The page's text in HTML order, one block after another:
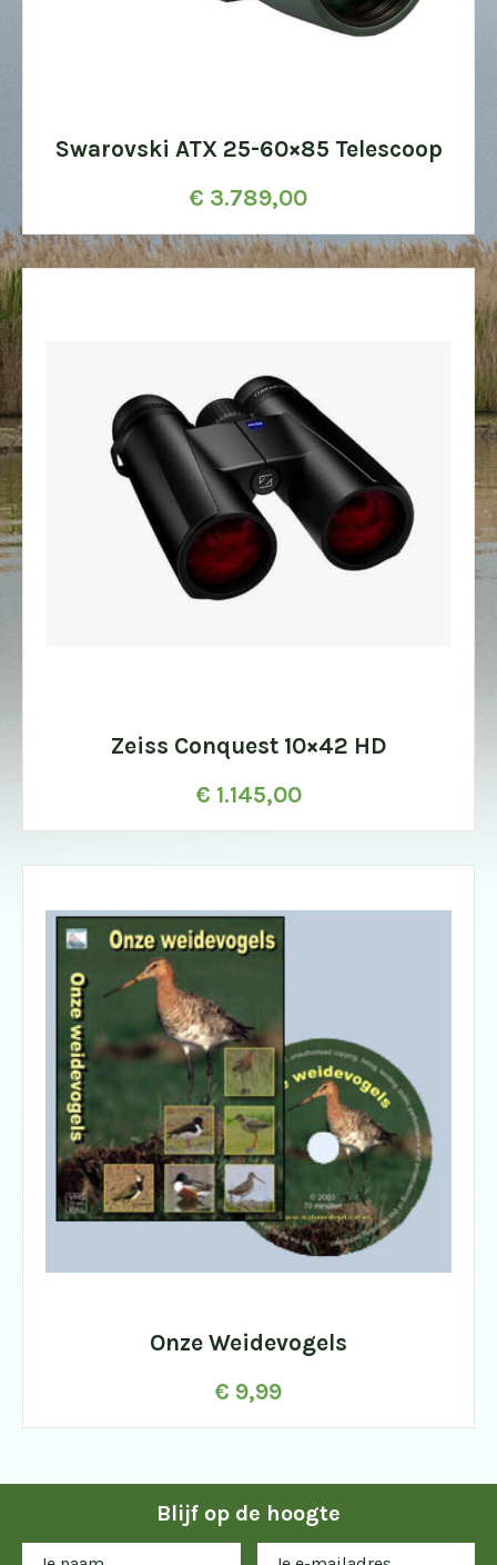
Swarovski ATX 25-60×85 Telescoop
€ 3.789,00
Zeiss Conquest 10×42 HD
€ 1.145,00
Onze Weidevogels
€ 9,99
Blijf op de hoogte